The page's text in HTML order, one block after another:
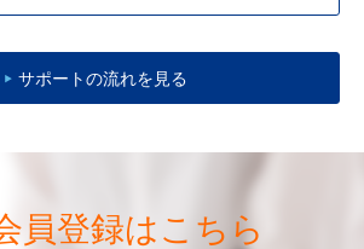
サポートの流れを見る
員登録はこちら